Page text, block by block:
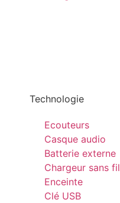
Technologie
Ecouteurs
Casque audio
Batterie externe
Chargeur sans fil
Enceinte
Clé USB